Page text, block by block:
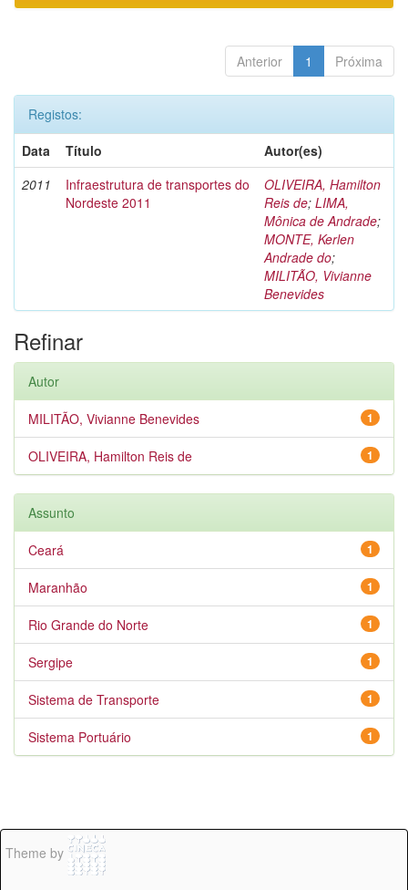
Anterior 1 Próxima
Registos:
Data
Título
Autor(es)
2011
Infraestrutura de transportes do
Nordeste 2011
OLIVEIRA, Hamilton
Reis de; LIMA,
Mônica de Andrade;
MONTE, Kerlen
Andrade do;
MILITÃO, Vivianne
Benevides
Refinar
Autor
1
MILITÃO, Vivianne Benevides
1
OLIVEIRA, Hamilton Reis de
Assunto
1
Ceará
1
Maranhão
1
Rio Grande do Norte
1
Sergipe
1
Sistema de Transporte
1
Sistema Portuário
Theme by